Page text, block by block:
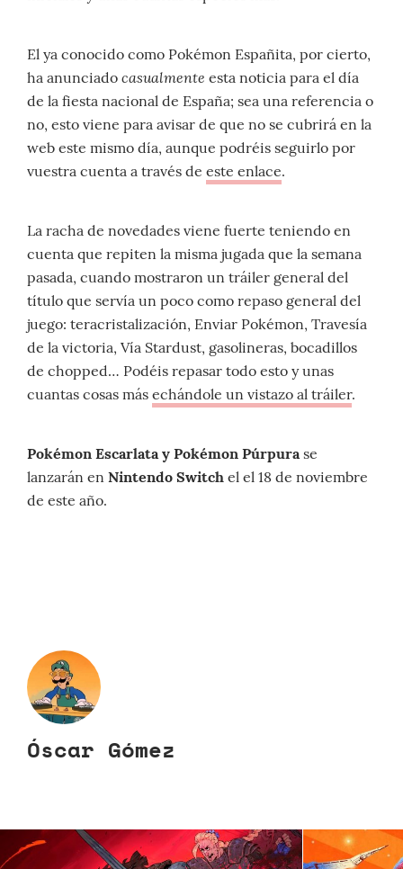
El ya conocido como Pokémon Españita, por cierto,
ha anunciado casualmente esta noticia para el día
de la fiesta nacional de España; sea una referencia o
no, esto viene para avisar de que no se cubrirá en la
web este mismo día, aunque podréis seguirlo por
vuestra cuenta a través de este enlace.
La racha de novedades viene fuerte teniendo en
cuenta que repiten la misma jugada que la semana
pasada, cuando mostraron un tráiler general del
título que servía un poco como repaso general del
juego: teracristalización, Enviar Pokémon, Travesía
de la victoria, Vía Stardust, gasolineras, bocadillos
de chopped… Podéis repasar todo esto y unas
cuantas cosas más echándole un vistazo al tráiler.
Pokémon Escarlata y Pokémon Púrpurase
lanzarán en Nintendo Switch el el 18 de noviembre
de este año.
Óscar Gómez